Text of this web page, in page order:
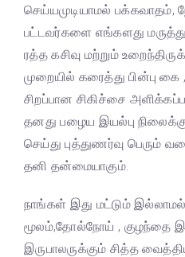
செய்யமுடியாமல் பக்கவாதம்,
பட்டவர்களை எங்களது
ரத்த கசிவு மற்றும்
முறையில் கரைத்து பின்பு
சிறப்பான சிகிச்சை
தனது பழைய இயல்பு
செய்து புத்துணர்வு பெரும்
தனி தன்மையாகும்.
நாங்கள் இது மட்டும்
மூலம்,தோல்நோய் ,
இருபாலருக்கும் சித்த